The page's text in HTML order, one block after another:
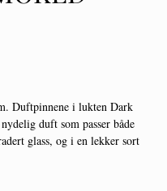
Duftpinnene i lukten Dark
duft som passer både
glass, og i en lekker sort